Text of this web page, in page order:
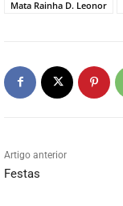
Mata Rainha D. Leonor
Artigo anterior
Festas